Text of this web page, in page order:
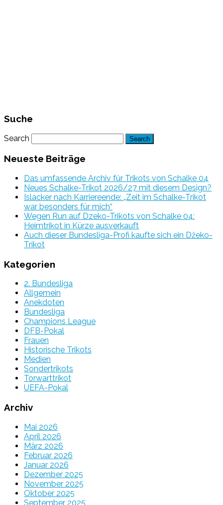
Suche
Search
Neueste Beiträge
Das umfassende Archiv für Trikots von Schalke 04
Neues Schalke-Trikot 2026/27 mit diesem Design?
Islacker nach Karriereende: „Zeit im Schalke-Trikot
war besonders für mich“
Wegen Run auf Dzeko-Trikots von Schalke 04:
Heimtrikot in Kürze ausverkauft
Auch dieser Bundesliga-Profi kaufte sich ein Džeko-
Trikot
Kategorien
2. Bundesliga
Allgemein
Anekdoten
Bundesliga
Champions League
DFB-Pokal
Frauen
Historische Trikots
Medien
Sondertrikots
Torwarttrikot
UEFA-Pokal
Archiv
Mai 2026
April 2026
März 2026
Februar 2026
Januar 2026
Dezember 2025
November 2025
Oktober 2025
September 2025